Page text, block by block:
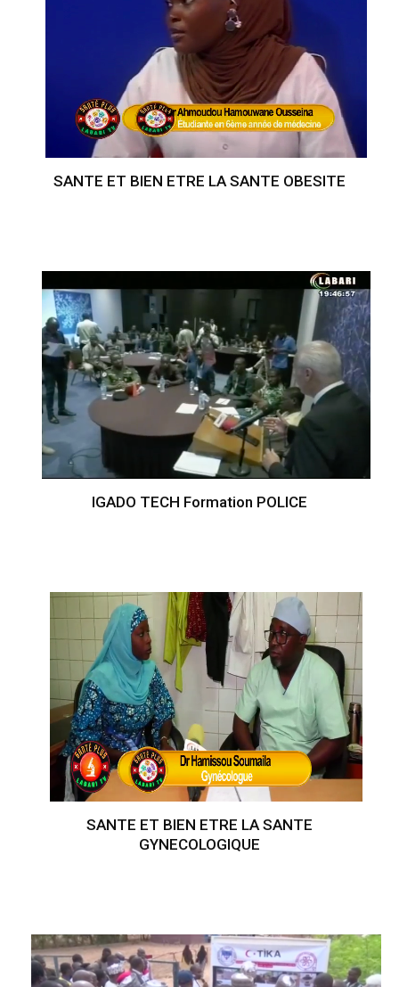
SANTE ET BIEN ETRE LA SANTE OBESITE
IGADO TECH Formation POLICE
SANTE ET BIEN ETRE LA SANTE
GYNECOLOGIQUE